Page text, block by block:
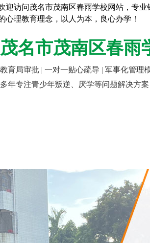
茂名市茂南区春雨
教育局审批 | 一对一贴心疏导 | 军事化管理
多年专注青少年叛逆、厌学等问题解决方案
迎访问茂名市茂南区春雨学校网站，专
心理教育理念，以人为本，良心办学！